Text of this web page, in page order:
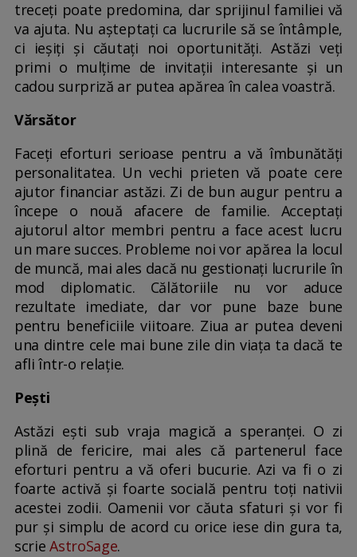
treceți poate predomina, dar sprijinul familiei vă
va ajuta. Nu așteptați ca lucrurile să se întâmple,
ci ieșiți și căutați noi oportunități. Astăzi veți
primi o mulțime de invitații interesante și un
cadou surpriză ar putea apărea în calea voastră.
Vărsător
Faceți eforturi serioase pentru a vă îmbunătăți
personalitatea. Un vechi prieten vă poate cere
ajutor financiar astăzi. Zi de bun augur pentru a
începe o nouă afacere de familie. Acceptați
ajutorul altor membri pentru a face acest lucru
un mare succes. Probleme noi vor apărea la locul
de muncă, mai ales dacă nu gestionați lucrurile în
mod diplomatic. Călătoriile nu vor aduce
rezultate imediate, dar vor pune baze bune
pentru beneficiile viitoare. Ziua ar putea deveni
una dintre cele mai bune zile din viața ta dacă te
afli într-o relație.
Pești
Astăzi ești sub vraja magică a speranței. O zi
plină de fericire, mai ales că partenerul face
eforturi pentru a vă oferi bucurie. Azi va fi o zi
foarte activă și foarte socială pentru toți nativii
acestei zodii. Oamenii vor căuta sfaturi și vor fi
pur și simplu de acord cu orice iese din gura ta,
scrieAstroSage.